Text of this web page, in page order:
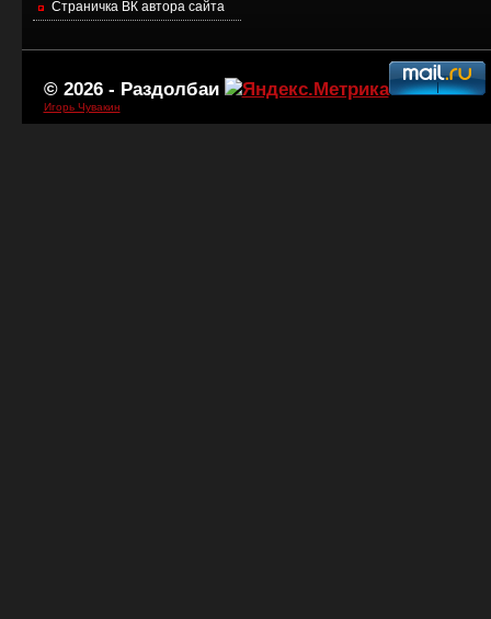
Страничка ВК автора сайта
© 2026 - Раздолбаи
Игорь Чувакин